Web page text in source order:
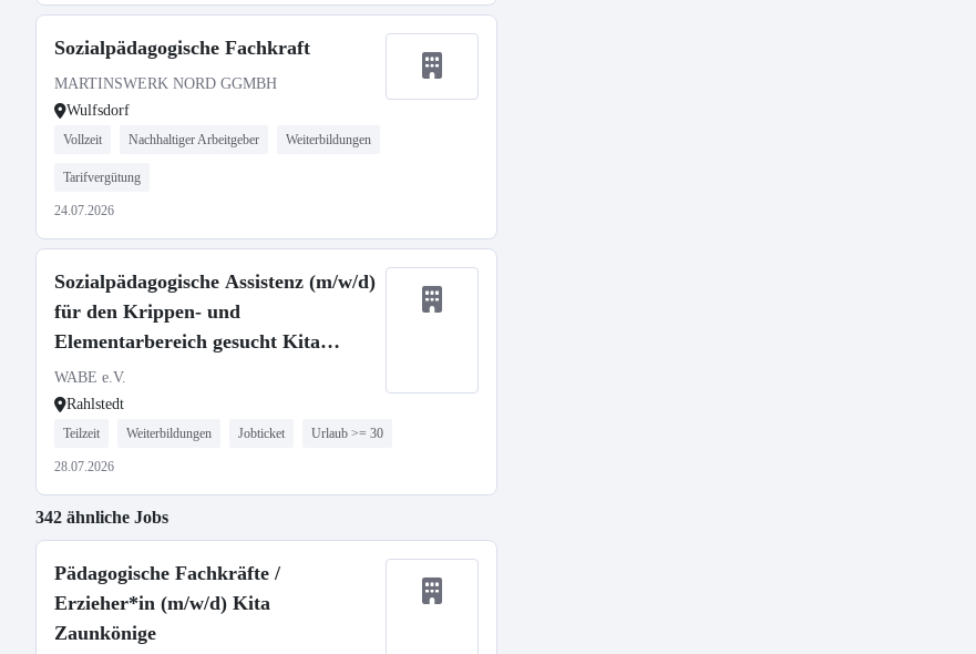
Sozialpädagogische Fachkraft
MARTINSWERK NORD GGMBH
Wulfsdorf
Vollzeit Nachhaltiger Arbeitgeber Weiterbildungen
Tarifvergütung
24.07.2026
Sozialpädagogische Assistenz (m/w/d)
für den Krippen- und
Elementarbereich gesucht Kita
Rahlstedter Weg
WABE e.V.
Rahlstedt
Teilzeit Weiterbildungen Jobticket Urlaub >= 30
28.07.2026
342 ähnliche Jobs
Pädagogische Fachkräfte /
Erzieher*in (m/w/d) Kita
Zaunkönige